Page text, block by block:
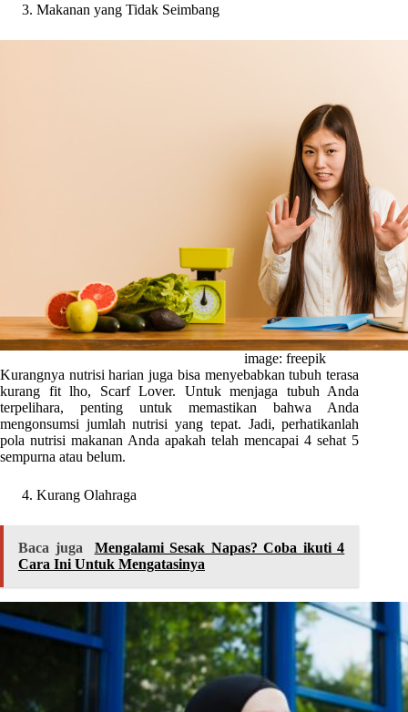
Makanan yang Tidak Seimbang
image: freepik
Kurangnya nutrisi harian juga bisa menyebabkan tubuh terasa
kurang fit lho, Scarf Lover. Untuk menjaga tubuh Anda
terpelihara, penting untuk memastikan bahwa Anda
mengonsumsi jumlah nutrisi yang tepat. Jadi, perhatikanlah
pola nutrisi makanan Anda apakah telah mencapai 4 sehat 5
sempurna atau belum.
Kurang Olahraga
Baca juga
Mengalami Sesak Napas? Coba ikuti 4
Cara Ini Untuk Mengatasinya